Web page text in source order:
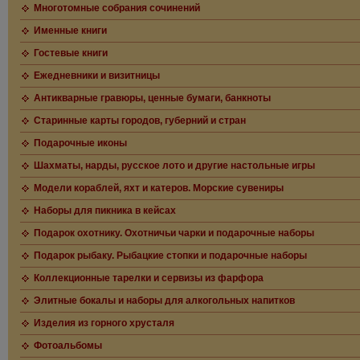
Многотомные собрания сочинений
Именные книги
Гостевые книги
Ежедневники и визитницы
Антикварные гравюры, ценные бумаги, банкноты
Старинные карты городов, губерний и стран
Подарочные иконы
Шахматы, нарды, русское лото и другие настольные игры
Модели кораблей, яхт и катеров. Морские сувениры
Наборы для пикника в кейсах
Подарок охотнику. Охотничьи чарки и подарочные наборы
Подарок рыбаку. Рыбацкие стопки и подарочные наборы
Коллекционные тарелки и сервизы из фарфора
Элитные бокалы и наборы для алкогольных напитков
Изделия из горного хрусталя
Фотоальбомы